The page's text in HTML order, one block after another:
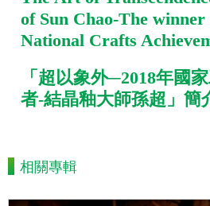
of Sun Chao-The winner
National Crafts
「超以象外─2018年國
者-結晶釉大師孫超」簡
相關專輯